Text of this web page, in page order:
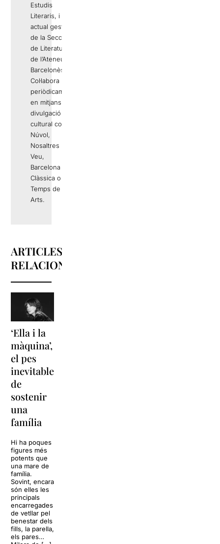
Estudis
Literaris, i
actual gestora
de la Secció
de Literatura
de l’Ateneu
Barcelonès.
Col·labora
periòdicament
en mitjans de
divulgació
cultural com
Núvol,
Nosaltres La
Veu,
Barcelona
Clàssica o el
Temps de les
Arts.
ARTICLES
RELACIONATS
‘Ella i la
màquina’,
el pes
inevitable
de
sostenir
una
família
Hi ha poques
figures més
potents que
una mare de
família.
Sovint, encara
són elles les
principals
encarregades
de vetllar pel
benestar dels
fills, la parella,
els pares…